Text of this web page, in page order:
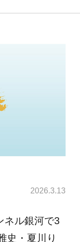
2026.3.13
ネル銀河で3
史・夏川り